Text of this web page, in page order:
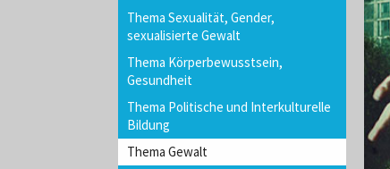
Thema Sexualität, Gender,
sexualisierte Gewalt
Thema Körperbewusstsein,
Gesundheit
Thema Politische und Interkulturelle
Bildung
Thema Gewalt